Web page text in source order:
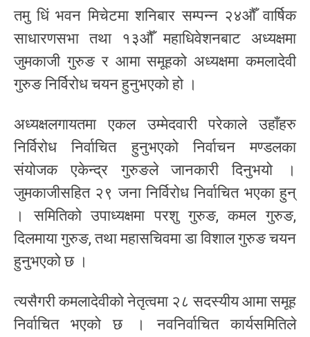
तमु धिं भवन मिचेटमा शनिबार सम्पन्न २४औँ वार्षिक
साधारणसभा तथा १३औँ महाधिवेशनबाट अध्यक्षमा
जुमकाजी गुरुङ र आमा समूहको अध्यक्षमा कमलादेवी
गुरुङ निर्विरोध चयन हुनुभएको हो ।
अध्यक्षलगायतमा एकल उम्मेदवारी परेकाले उहाँहरु
निर्विरोध निर्वाचित हुनुभएको निर्वाचन मण्डलका
संयोजक एकेन्द्र गुरुङले जानकारी दिनुभयो ।
जुमकाजीसहित २९ जना निर्विरोध निर्वाचित भएका हुन्
। समितिको उपाध्यक्षमा परशु गुरुङ, कमल गुरुङ,
दिलमाया गुरुङ, तथा महासचिवमा डा विशाल गुरुङ चयन
हुनुभएको छ ।
त्यसैगरी कमलादेवीको नेतृत्वमा २८ सदस्यीय आमा समूह
निर्वाचित भएको छ । नवनिर्वाचित कार्यसमितिले